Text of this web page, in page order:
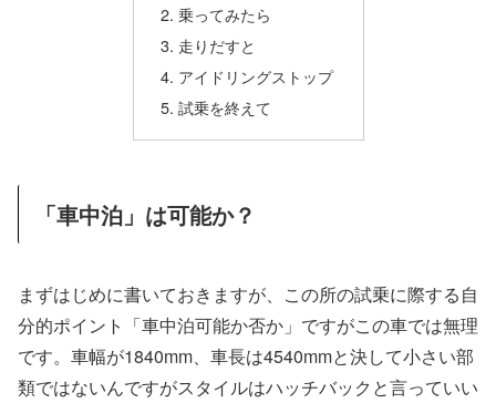
乗ってみたら
走りだすと
アイドリングストップ
試乗を終えて
「車中泊」は可能か？
まずはじめに書いておきますが、この所の試乗に際する自
分的ポイント「車中泊可能か否か」ですがこの車では無理
です。車幅が1840mm、車長は4540mmと決して小さい部
類ではないんですがスタイルはハッチバックと言っていい